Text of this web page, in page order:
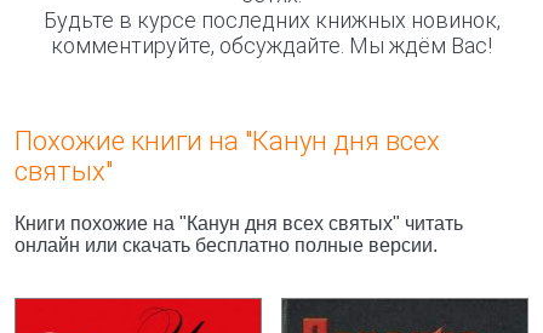
Будьте в курсе последних книжных новинок,
комментируйте, обсуждайте. Мы ждём Вас!
Похожие книги на "Канун дня всех
святых"
Книги похожие на "Канун дня всех святых" читать
онлайн или скачать бесплатно полные версии.